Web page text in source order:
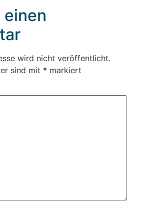
einen
wird nicht veröffentlicht.
sind mit * markiert